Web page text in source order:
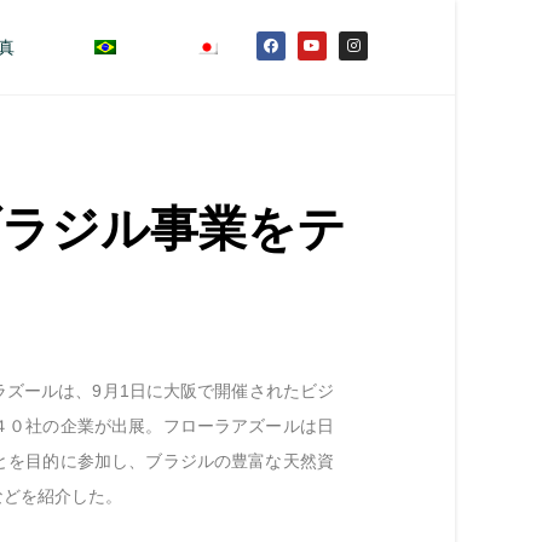
ジル事業をテ
ールは、9月1日に大阪で開催されたビジ
社の企業が出展。フローラアズールは日
目的に参加し、ブラジルの豊富な天然資
を紹介した。